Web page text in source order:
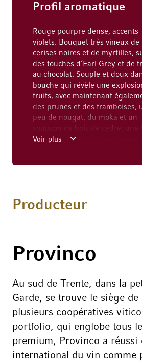
Profil aromatique
Rouge pourpre dense, accents
violets. Bouquet très vineux de
cerises noires et de myrtilles,
des touches d’Earl Grey et de
au chocolat. Souple et doux
bouche qui révèle une
fruits, avec maintenant
des prunes et des framboises,
peu de nougat, du moka et un
soupçon de bois de cèdre; une
douceur de fruit mène à la finale
Voir plus
Producteur
Provinco
Au sud de Trente, dans la
Garde, se trouve le siège
plusieurs coopératives
portfolio, qui englobe tous
premium, Provinco a réussi
international du vin comme